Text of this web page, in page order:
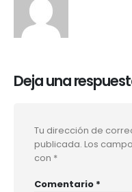
Deja una
Tu dirección de
publicada. Los
con *
Comentario *